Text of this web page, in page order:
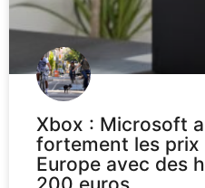
Xbox : Microsoft
fortement les prix
Europe avec des